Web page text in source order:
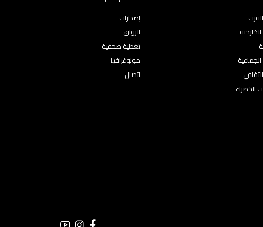
الخضراء
إصدارات
الرواق
تغطية صحفية
مونوغرافيا
اتصال